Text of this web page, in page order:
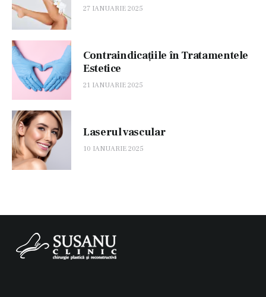
27 IANUARIE 2025
Contraindicațiile în Tratamentele
Estetice
21 IANUARIE 2025
Laserul vascular
10 IANUARIE 2025